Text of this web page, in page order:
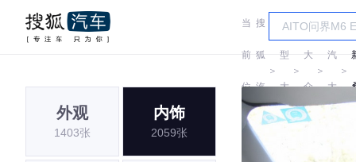
当
前
位
置:
搜
狐
汽
车
＞
车
型
大
全
＞
大
众
＞
上
汽
大
＞
外观
1403张
内饰
2059张